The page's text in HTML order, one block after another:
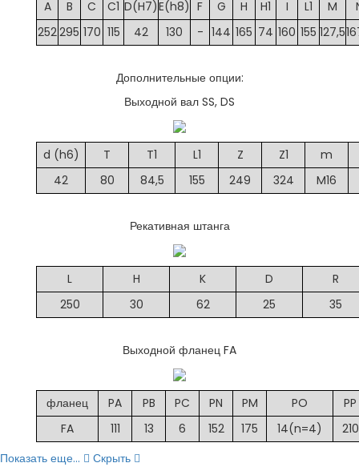
A B C C1 D(H7)E(h8) F G H H1 I L1 M
252295 170 115 42 130 - 144 165 74 160 155 127,5
Дополнительные опции:
Выходной вал SS, DS
d (h6) T T1 L1 Z Z1
m
42
80 84,5 155 249 324 M16
Рекативная штанга
L H K D
R
250
30 62 25 35
Выходной фланец FA
фланец PA PB PC PN PM PO
PP
FA
111 13 6 152 175 14(n=4)
210
Показать еще...
Скрыть